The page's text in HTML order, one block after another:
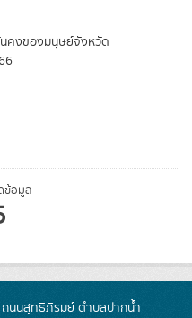
ข้อมูล
คงของมนุษย์จังหวัด
นนสุทธิภิรมย์ ตำบลปากน้ำ